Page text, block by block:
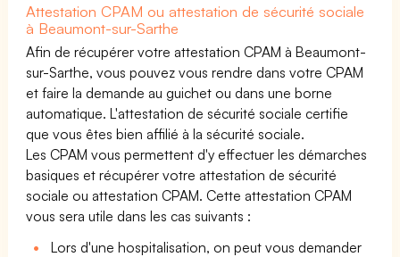
Attestation CPAM ou attestation de sécurité sociale
à Beaumont-sur-Sarthe
Afin de récupérer votre attestation CPAM à Beaumont-
sur-Sarthe, vous pouvez vous rendre dans votre CPAM
et faire la demande au guichet ou dans une borne
automatique. L'attestation de sécurité sociale certifie
que vous êtes bien affilié à la sécurité sociale.
Les CPAM vous permettent d'y effectuer les démarches
basiques et récupérer votre attestation de sécurité
sociale ou attestation CPAM. Cette attestation CPAM
vous sera utile dans les cas suivants :
Lors d'une hospitalisation, on peut vous demander